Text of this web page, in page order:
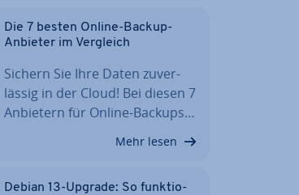
Die 7 besten Online-Backup-
Anbieter im Vergleich
Sichern Sie Ihre Daten zu­ver­
läs­sig in der Cloud! Bei diesen 7
Anbietern für Online-Backups…
Mehr lesen
Debian 13-Upgrade: So funk­tio­